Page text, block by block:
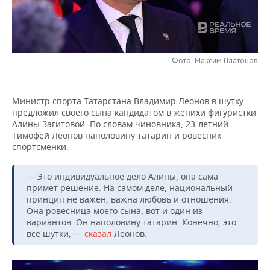
НЕФТЕХИМИЯ
РОЗНИЧНАЯ ТОРГОВЛЯ
ТРАНСПОРТ
НОВОСТИ ТЕХНОЛОГИЙ
IT
ТЕЛЕКОММУНИКАЦИИ
МЕРОПРИЯТИЯ
НОВОСТИ МЕРОПРИЯТИЙ
БИЗНЕС-БРАНЧИ
ONLINE-КОНФЕРЕНЦИИ
СПОРТ
ФУТБОЛ
ХОККЕЙ
ВОЛЕЙБОЛ
КИБЕРСПОРТ
ФИГУРНОЕ КАТАНИЕ
НОВОСТИ ОБЩЕСТВА
ВЛАСТЬ
ИСТОРИЯ
КУЛЬТУРА
МЕДИЦИНА
ФОТОГАЛЕРЕЯ
СЮЖЕТЫ
СПРАВОЧНИК
СПИСОК ПЕРСОН
СПИСОК КОМПАНИЙ
ПОЛНАЯ ВЕРСИЯ
Фото: Максим Платонов
Министр спорта Татарстана Владимир Леонов в шутку
предложил своего сына кандидатом в женихи фигуристки
Алины Загитовой. По словам чиновника, 23-летний
Тимофей Леонов наполовину татарин и ровесник
спортсменки.
— Это индивидуальное дело Алины, она сама
примет решение. На самом деле, национальный
принцип не важен, важна любовь и отношения.
Она ровесница моего сына, вот и один из
вариантов. Он наполовину татарин. Конечно, это
все шутки, — сказал Леонов.